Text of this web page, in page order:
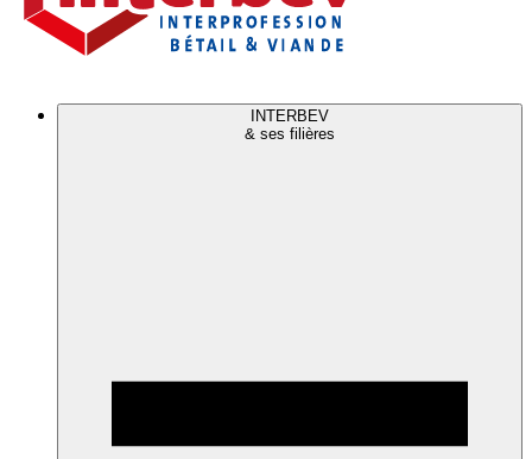
INTERBEV
& ses filières